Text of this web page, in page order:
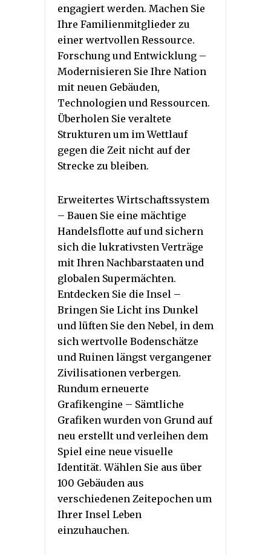
engagiert werden. Machen Sie
Ihre Familienmitglieder zu
einer wertvollen Ressource.
Forschung und Entwicklung –
Modernisieren Sie Ihre Nation
mit neuen Gebäuden,
Technologien und Ressourcen.
Überholen Sie veraltete
Strukturen um im Wettlauf
gegen die Zeit nicht auf der
Strecke zu bleiben.
Erweitertes Wirtschaftssystem
– Bauen Sie eine mächtige
Handelsflotte auf und sichern
sich die lukrativsten Verträge
mit Ihren Nachbarstaaten und
globalen Supermächten.
Entdecken Sie die Insel –
Bringen Sie Licht ins Dunkel
und lüften Sie den Nebel, in dem
sich wertvolle Bodenschätze
und Ruinen längst vergangener
Zivilisationen verbergen.
Rundum erneuerte
Grafikengine – Sämtliche
Grafiken wurden von Grund auf
neu erstellt und verleihen dem
Spiel eine neue visuelle
Identität. Wählen Sie aus über
100 Gebäuden aus
verschiedenen Zeitepochen um
Ihrer Insel Leben
einzuhauchen.